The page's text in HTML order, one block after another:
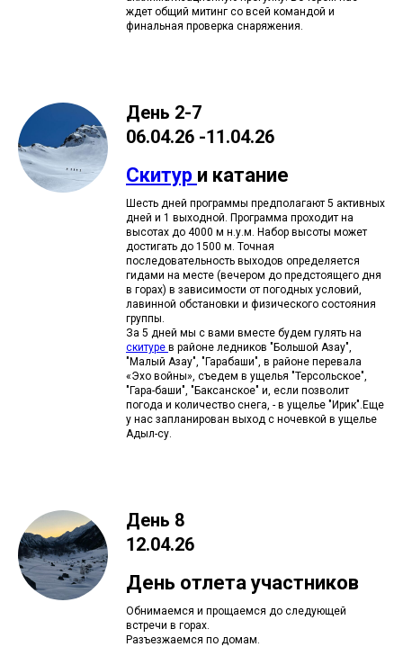
ждет общий митинг со всей командой и
финальная проверка снаряжения.
День 2-7
06.04.26 -11.04.26
Скитур и катание
Шесть дней программы предполагают 5 активных
дней и 1 выходной. Программа проходит на
высотах до 4000 м н.у.м. Набор высоты может
достигать до 1500 м. Точная
последовательность выходов определяется
гидами на месте (вечером до предстоящего дня
в горах) в зависимости от погодных условий,
лавинной обстановки и физического состояния
группы.
За 5 дней мы с вами вместе будем гулять на
скитуре в районе ледников "Большой Азау",
"Малый Азау", "Гарабаши", в районе перевала
«Эхо войны», съедем в ущелья "Терсольское",
"Гара-баши", "Баксанское" и, если позволит
погода и количество снега, - в ущелье "Ирик".Еще
у нас запланирован выход с ночевкой в ущелье
Адыл-су.
День 8
12.04.26
День отлета участников
Обнимаемся и прощаемся до следующей
встречи в горах.
Разъезжаемся по домам.